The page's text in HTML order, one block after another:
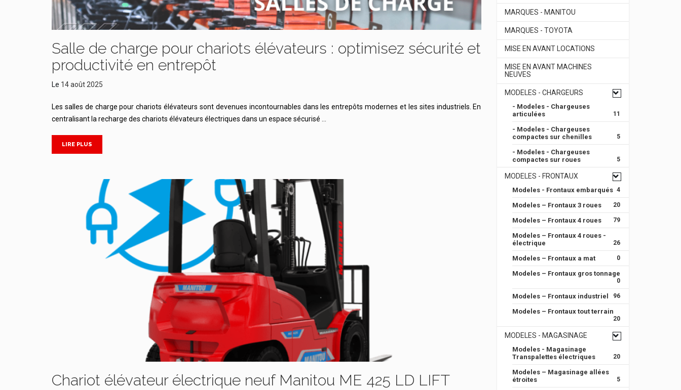
Salle de charge pour chariots élévateurs : optimisez sécurité et
productivité en entrepôt
Le 14 août 2025
Les salles de charge pour chariots élévateurs sont devenues incontournables dans les entrepôts modernes et les sites industriels. En
centralisant la recharge des chariots élévateurs électriques dans un espace sécurisé …
LIRE PLUS
Chariot élévateur électrique neuf Manitou ME 425 LD LIFT
MARQUES - MANITOU
MARQUES - TOYOTA
MISE EN AVANT LOCATIONS
MISE EN AVANT MACHINES
NEUVES
MODELES - CHARGEURS
- Modeles - Chargeuses
articulées
11
- Modeles - Chargeuses
compactes sur chenilles
5
- Modeles - Chargeuses
compactes sur roues
5
MODELES - FRONTAUX
Modeles - Frontaux embarqués 4
Modeles – Frontaux 3 roues 20
Modeles – Frontaux 4 roues 79
Modeles – Frontaux 4 roues -
électrique
26
Modeles – Frontaux a mat 0
Modeles – Frontaux gros tonnage
0
Modeles – Frontaux industriel 96
Modeles – Frontaux tout terrain
20
MODELES - MAGASINAGE
Modeles - Magasinage
Transpalettes électriques
20
Modeles – Magasinage allées
étroites
5